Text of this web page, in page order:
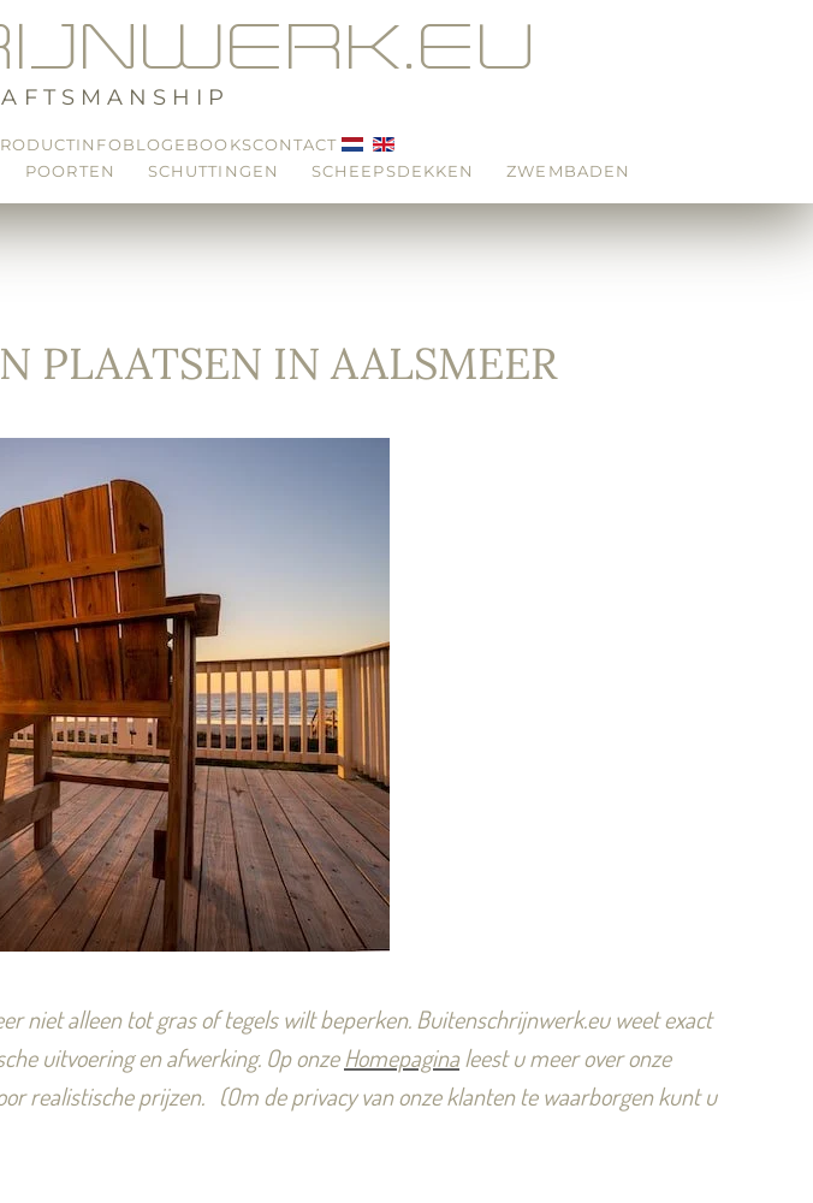
BLOGEBOOKSCONTACT
POORTEN SCHUTTINGEN SCHEEPSDEKKEN ZWEMBADEN
PLAATSEN IN AALSMEER
niet alleen tot gras of tegels wilt beperken. Buitenschrijnwerk.eu weet exact
uitvoering en afwerking. Op onzeHomepaginaleest u meer over onze
realistische prijzen. (Om de privacy van onze klanten te waarborgen kunt u